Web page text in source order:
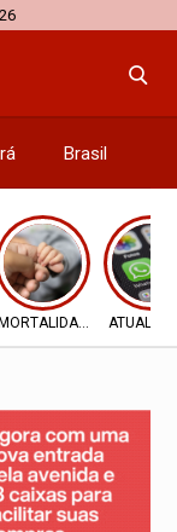
Brasil
MORTALIDADE INFANTIL